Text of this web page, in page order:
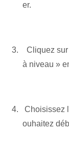
er.
Cliquez⁤
à niveau »​
Choisissez
ouhaitez